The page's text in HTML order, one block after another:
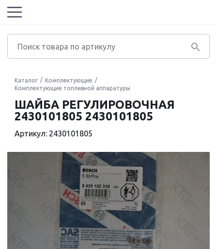
Каталог
Комплектующие
Комплектующие топливной аппаратуры
ШАЙБА РЕГУЛИРОВОЧНАЯ
2430101805 2430101805
Артикул: 2430101805